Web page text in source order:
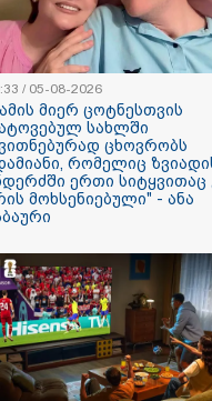
1032.70
ახლოს
09:33 /
"მამის
არის
/ 05-08-2026
მიერ ცოტნესთვის
სახლში
ცხოვრობს
რომელიც
ერთი სიტყვითაც
მოხსენიებული" - ანა